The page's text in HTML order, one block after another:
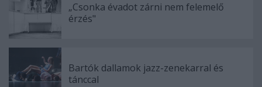
„Csonka évadot zárni nem felemelő
érzés"
Bartók dallamok jazz-zenekarral és
tánccal